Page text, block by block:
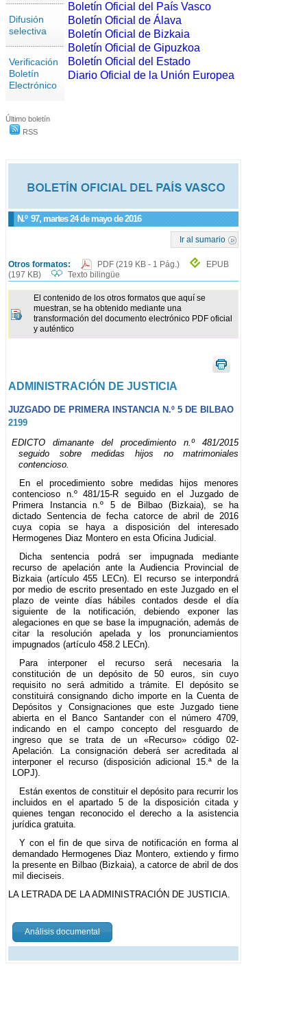
Difusión
selectiva
Verificación
Boletín
Electrónico
Último boletín
RSS
N.º 97, martes 24 de mayo de 2016
Ir al sumario
Otros formatos: PDF (219 KB - 1 Pág.)
EPUB
(197 KB)
Texto bilingüe
El contenido de los otros formatos que aquí se
muestran, se ha obtenido mediante una
transformación del documento electrónico PDF oficial
y auténtico
ADMINISTRACIÓN DE JUSTICIA
JUZGADO DE PRIMERA INSTANCIA N.º 5 DE BILBAO
2199
EDICTO dimanante del procedimiento n.º 481/2015
seguido sobre medidas hijos no matrimoniales
contencioso.
En el procedimiento sobre medidas hijos menores
contencioso n.º 481/15-R seguido en el Juzgado de
Primera Instancia n.º 5 de Bilbao (Bizkaia), se ha
dictado Sentencia de fecha catorce de abril de 2016
cuya copia se haya a disposición del interesado
Hermogenes Diaz Montero en esta Oficina Judicial.
Dicha sentencia podrá ser impugnada mediante
recurso de apelación ante la Audiencia Provincial de
Bizkaia (artículo 455 LECn). El recurso se interpondrá
por medio de escrito presentado en este Juzgado en el
plazo de veinte días hábiles contados desde el día
siguiente de la notificación, debiendo exponer las
alegaciones en que se base la impugnación, además de
citar la resolución apelada y los pronunciamientos
impugnados (artículo 458.2 LECn).
Para interponer el recurso será necesaria la
constitución de un depósito de 50 euros, sin cuyo
requisito no será admitido a trámite. El depósito se
constituirá consignando dicho importe en la Cuenta de
Depósitos y Consignaciones que este Juzgado tiene
abierta en el Banco Santander con el número 4709,
indicando en el campo concepto del resguardo de
ingreso que se trata de un «Recurso» código 02-
Apelación. La consignación deberá ser acreditada al
interponer el recurso (disposición adicional 15.ª de la
LOPJ).
Están exentos de constituir el depósito para recurrir los
incluidos en el apartado 5 de la disposición citada y
quienes tengan reconocido el derecho a la asistencia
jurídica gratuita.
Y con el fin de que sirva de notificación en forma al
demandado Hermogenes Diaz Montero, extiendo y firmo
la presente en Bilbao (Bizkaia), a catorce de abril de dos
mil dieciseis.
LA LETRADA DE LA ADMINISTRACIÓN DE JUSTICIA.
Análisis documental
Boletín Oficial del País Vasco
Boletín Oficial de Álava
Boletín Oficial de Bizkaia
Boletín Oficial de Gipuzkoa
Boletín Oficial del Estado
Diario Oficial de la Unión Europea